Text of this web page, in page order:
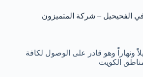
الفحيحيل – شركة المتميزون
ونهاراً وهو قادر على الوصول لكافة
الكويت